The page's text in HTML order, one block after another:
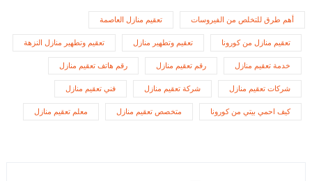
أهم طرق للتخلص من الفيروسات تعقيم منازل العاصمة
تعقيم منازل من كورونا تعقيم وتطهير منازل تعقيم وتطهير منازل النزهة
خدمة تعقيم منازل رقم تعقيم منازل رقم هاتف تعقيم منازل
شركات تعقيم منازل شركة تعقيم منازل فني تعقيم منازل
كيف احمي بيتي من كورونا متخصص تعقيم منازل معلم تعقيم منازل